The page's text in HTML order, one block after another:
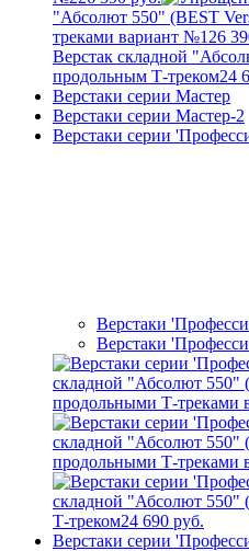
"Абсолют 550" (BEST
треками вариант №1 26
Верстак складной
продольным Т-треком24
Верстаки серии Мастер
Верстаки серии Мастер-2
Верстаки серии
Верстаки
Верстаки
складной "Абсолют 550"
продольными Т-треками
складной "Абсолют 550"
продольными Т-треками
складной "Абсолют 550"
Т-треком24 690 руб.
Верстаки серии